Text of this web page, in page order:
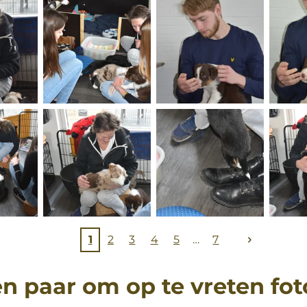
1 2 3 4 5 7
paar om op te vreten